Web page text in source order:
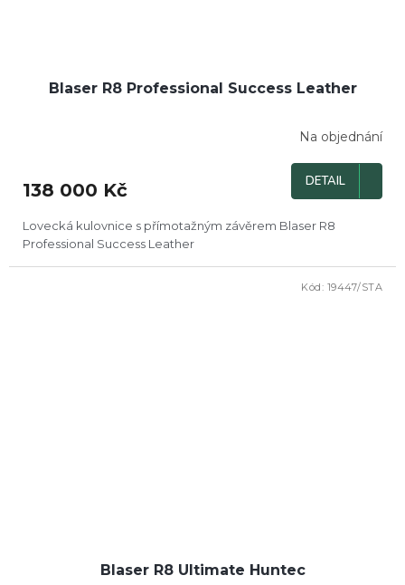
Blaser R8 Professional Success Leather
Na objednání
138 000 Kč DETAIL
Lovecká kulovnice s přímotažným závěrem Blaser R8
Professional Success Leather
Blaser R8 Ultimate Huntec
Kód: 19447/STA